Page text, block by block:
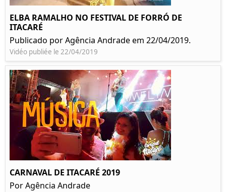
ELBA RAMALHO NO FESTIVAL DE FORRÓ DE
ITACARÉ
Publicado por Agência Andrade em 22/04/2019.
Vidéo publiée le 22/04/2019
CARNAVAL DE ITACARÉ 2019
Por Agência Andrade